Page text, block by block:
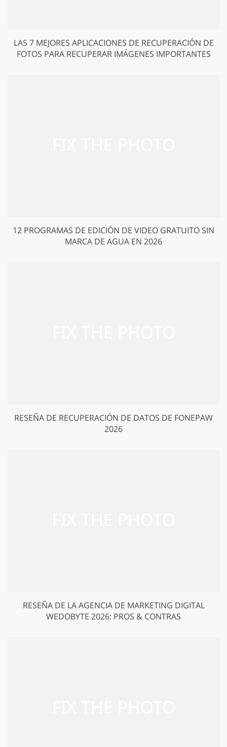
LAS 7 MEJORES APLICACIONES DE RECUPERACIÓN DE
FOTOS PARA RECUPERAR IMÁGENES IMPORTANTES
12 PROGRAMAS DE EDICIÓN DE VIDEO GRATUITO SIN
MARCA DE AGUA EN 2026
RESEÑA DE RECUPERACIÓN DE DATOS DE FONEPAW
2026
RESEÑA DE LA AGENCIA DE MARKETING DIGITAL
WEDOBYTE 2026: PROS & CONTRAS